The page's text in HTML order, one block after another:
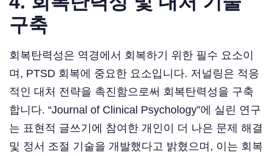
구축
회복탄력성은 역경에서 회복하기 위한 필수 요소이
며, PTSD 회복에 중요한 요소입니다. 저널링은 적응
적인 대처 전략을 촉진함으로써 회복탄력성을 구축
합니다. “Journal of Clinical Psychology”에 실린 연구
는 표현적 글쓰기에 참여한 개인이 더 나은 문제 해결
및 정서 조절 기술을 개발했다고 밝혔으며, 이는 회복